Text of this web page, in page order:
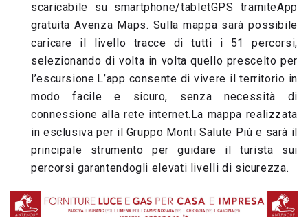
scaricabile su smartphone/tabletGPS tramiteApp
gratuita Avenza Maps. Sulla mappa sarà possibile
caricare il livello tracce di tutti i 51 percorsi,
selezionando di volta in volta quello prescelto per
l’escursione.L’app consente di vivere il territorio in
modo facile e sicuro, senza necessità di
connessione alla rete internet.La mappa realizzata
in esclusiva per il Gruppo Monti Salute Più e sarà il
principale strumento per guidare il turista sui
percorsi garantendogli elevati livelli di sicurezza.